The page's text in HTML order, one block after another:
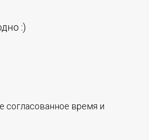
:)
согласованное время и